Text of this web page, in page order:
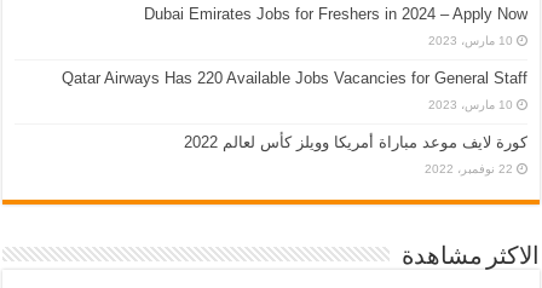
Dubai Emirates Jobs for Freshers in 2024 – Apply Now
10 مارس، 2023
Qatar Airways Has 220 Available Jobs Vacancies for General Staff
10 مارس، 2023
كورة لايف موعد مباراة أمريكا وويلز كأس لعالم 2022
22 نوفمبر، 2022
الاكثر مشاهدة